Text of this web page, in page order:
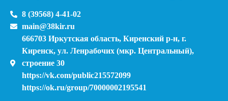
8 (39568) 4-41-02
main@38kir.ru
666703 Иркутская область, Киренский р-н, г.
Киренск, ул. Ленрабочих (мкр. Центральный),
строение 30
https://vk.com/public215572099
https://ok.ru/group/70000002195541